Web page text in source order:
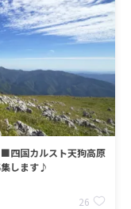
四国カルスト天狗高原
します♪
26